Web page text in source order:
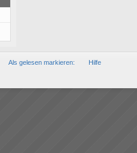
Als gelesen markieren: Hilfe